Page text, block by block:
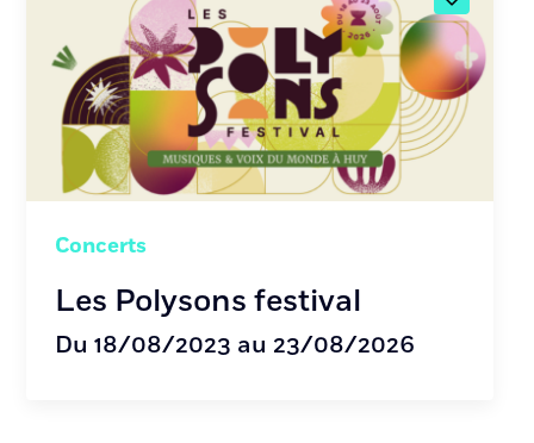
Concerts
Les Polysons festival
Du 18/08/2023 au 23/08/2026